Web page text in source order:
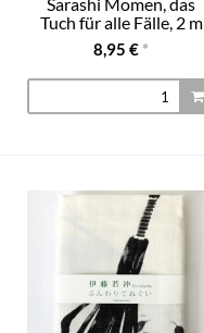
Tuch für alle Fälle, 2 m
8,95 € *